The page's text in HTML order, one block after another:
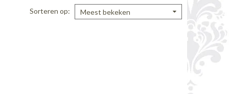
Sorteren op Meest bekeken